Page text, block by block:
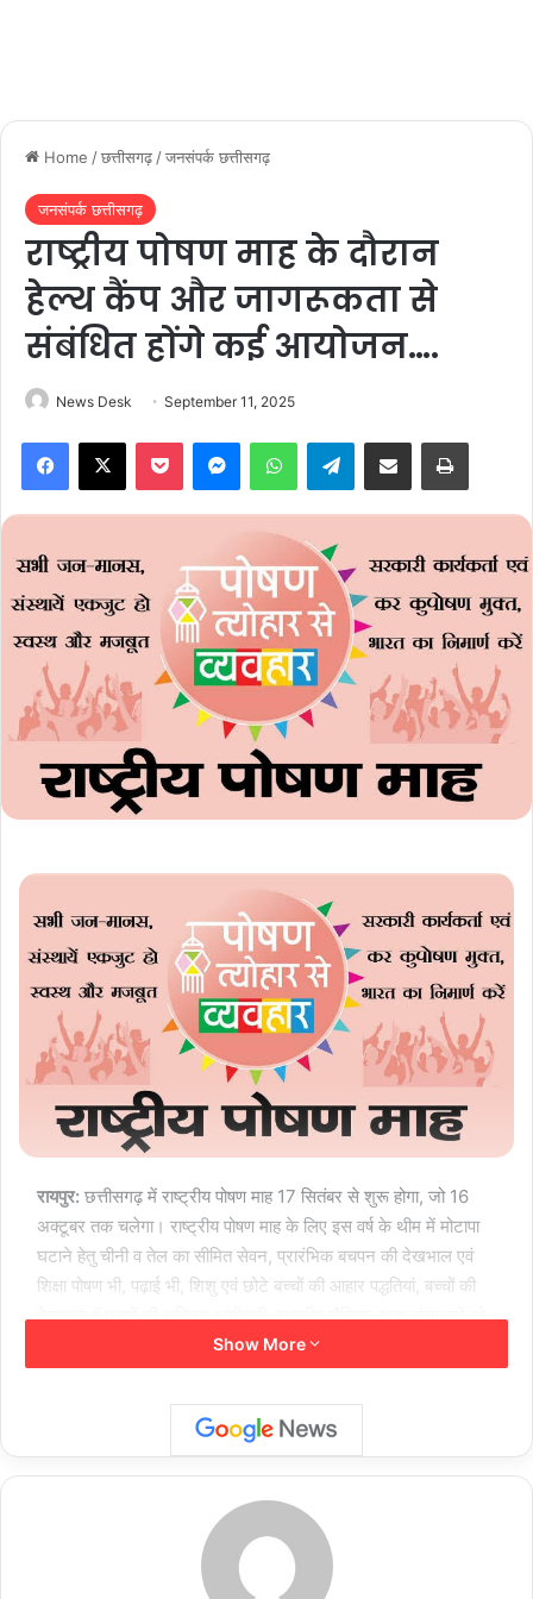
Home /छत्तीसगढ़ /जनसंपर्क छत्तीसगढ़
जनसंपर्क छत्तीसगढ़
राष्ट्रीय पोषण माह के दौरान
हेल्थ कैंप और जागरूकता से
संबंधित होंगे कई आयोजन….
News Desk September 11, 2025
Telegram
रायपुर: छत्तीसगढ़ में राष्ट्रीय पोषण माह 17 सितंबर से शुरू होगा, जो 16
अक्टूबर तक चलेगा। राष्ट्रीय पोषण माह के लिए इस वर्ष के थीम में मोटापा
घटाने हेतु चीनी व तेल का सीमित सेवन, प्रारंभिक बचपन की देखभाल एवं
शिक्षा पोषण भी, पढ़ाई भी, शिशु एवं छोटे बच्चों की आहार पद्धतियां, बच्चों की
देखभाल में पुरुषों की सक्रिय भागीदारी, स्थानीय पौष्टिक खाद्य संसाधनों को
गौरतलब है कि प्रधानमंत्री श्री नरेंद्र मोदी 17 सितम्बर को राष्ट्रव्यापी
स्वस्थ नारी, सशक्त परिवार अभियान की शुरुआत मध्यप्रदेश के इंदौर से
भारत के निर्माण में योगदान देने की अपील की है।
राष्ट्रीय पोषण माह के तहत छत्तीसगढ़ में व्यापक गतिविधियाँ होंगी। महिला
Show More